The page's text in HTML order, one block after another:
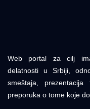
Web portal za cilj
delatnosti u Srbiji,
smeštaja,
preporuka o tome koje